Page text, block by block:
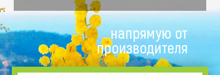
напрямую от
производителя